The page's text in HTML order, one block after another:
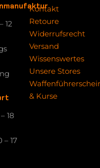
12
18
– 17
Kontakt
Retoure
Widerrufsrecht
Versand
Wissenswertes
Unsere Stores
& Kurse